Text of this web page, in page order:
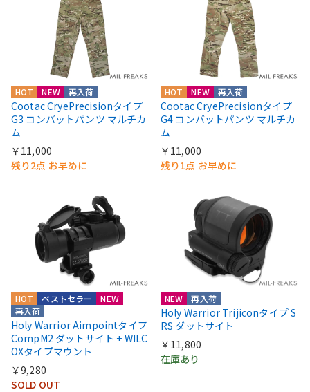
HOT NEW 再入荷
Cootac CryePrecisionタイプ
G3 コンバットパンツ マルチカ
ム
￥11,000
残り2点 お早めに
HOT NEW 再入荷
Cootac CryePrecisionタイプ
G4 コンバットパンツ マルチカ
ム
￥11,000
残り1点 お早めに
HOT
NEW
再入荷
ベストセラー
Holy Warrior Aimpointタイプ
CompM2 ダットサイト + WILC
OXタイプマウント
￥9,280
SOLD OUT
NEW 再入荷
Holy Warrior Trijiconタイプ S
RS ダットサイト
￥11,800
在庫あり